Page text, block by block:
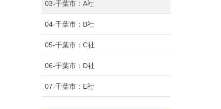
03-千葉市：A社
04-千葉市：B社
05-千葉市：C社
06-千葉市：D社
07-千葉市：E社